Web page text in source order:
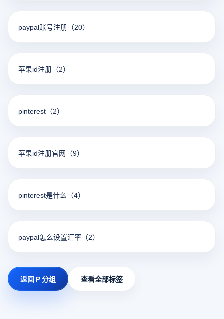
paypal账号注册 （20）
苹果id注册 （2）
pinterest （2）
苹果id注册官网 （9）
pinterest是什么 （4）
paypal怎么设置汇率 （2）
返回 P 分组 查看全部标签